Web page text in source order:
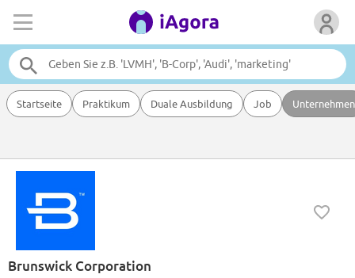
Startseite Praktikum Duale Ausbildung Job Unternehmen
Brunswick Corporation